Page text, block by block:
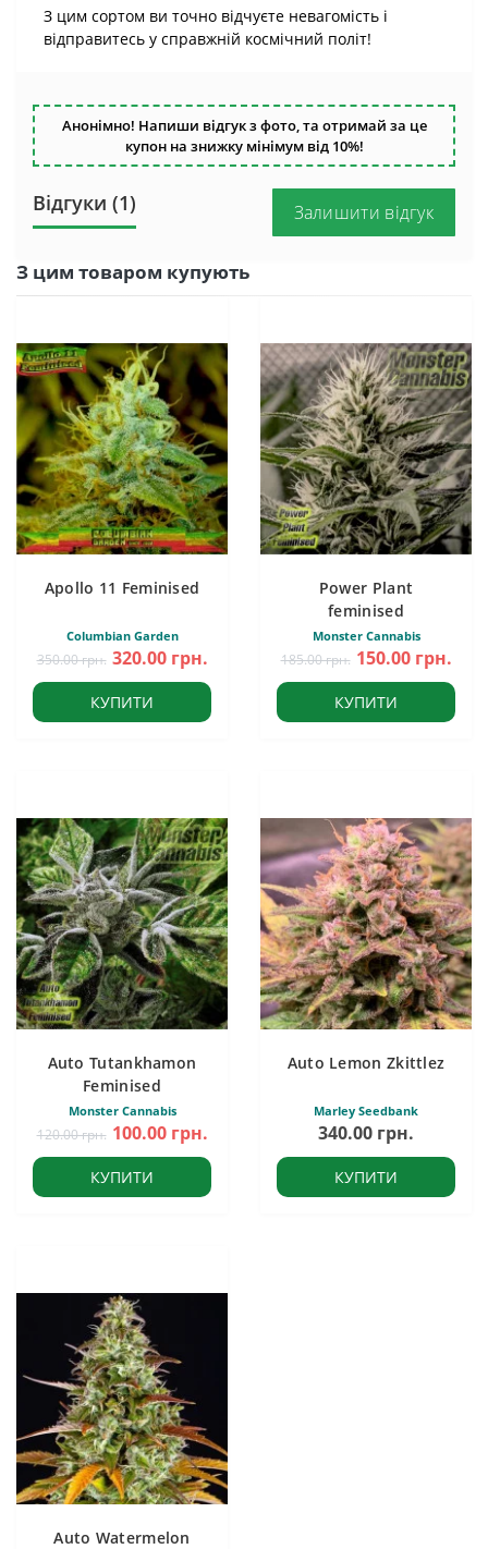
З цим сортом ви точно відчуєте невагомість і
відправитесь у справжній космічний політ!
Анонімно! Напиши відгук з фото, та отримай за це
купон на знижку мінімум від 10%!
Відгуки (1) Залишити відгук
З цим товаром купують
Apollo 11 Feminised
Columbian Garden
350.00 грн. 320.00 грн.
КУПИТИ
Power Plant
feminised
Monster Cannabis
185.00 грн. 150.00 грн.
КУПИТИ
Auto Tutankhamon
Feminised
Monster Cannabis
120.00 грн. 100.00 грн.
КУПИТИ
Auto Lemon Zkittlez
Marley Seedbank
340.00 грн.
КУПИТИ
Auto Watermelon